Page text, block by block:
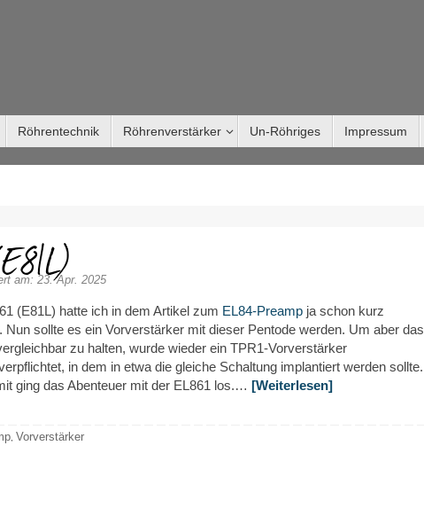
Röhrentechnik Röhrenverstärker Un-Röhriges Impressum
am: 23. Apr. 2025
(E81L) hatte ich in dem Artikel zum EL84-Preamp ja schon kurz
Nun sollte es ein Vorverstärker mit dieser Pentode werden. Um aber das
zu halten, wurde wieder ein TPR1-Vorverstärker
in dem in etwa die gleiche Schaltung implantiert werden sollte.
ging das Abenteuer mit der EL861 los.… [Weiterlesen]
, Vorverstärker